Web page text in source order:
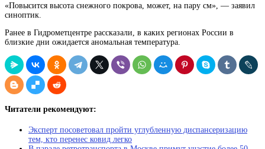
«Повысится высота снежного покрова, может, на пару см», — заявил
синоптик.
Ранее в Гидрометцентре рассказали, в каких регионах России в
близкие дни ожидается аномальная температура.
Читатели рекомендуют:
Эксперт посоветовал пройти углубленную диспансеризацию
тем, кто перенес ковид легко